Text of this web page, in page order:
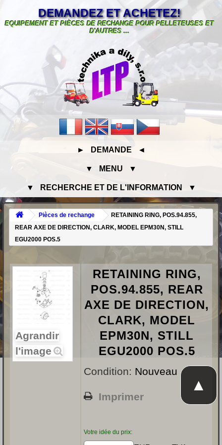
DEMANDEZ ET ACHETEZ!
EQUIPEMENT ET PIÈCES DE RECHANGE POUR PELLETEUSES ET
D'AUTRES ...
► DEMANDE ◄
▼ MENU ▼
▼ RECHERCHE ET DE L'INFORMATION ▼
Pièces de rechange
RETAINING RING, POS.94.855,
REAR AXE DE DIRECTION, CLARK, MODEL EPM30N, STILL
EGU2000 POS.5
Agrandir
l'image
RETAINING RING,
POS.94.855, REAR
AXE DE DIRECTION,
CLARK, MODEL
EPM30N, STILL
EGU2000 POS.5
Condition: Nouveau
Imprimer
Votre idée du prix:
▲